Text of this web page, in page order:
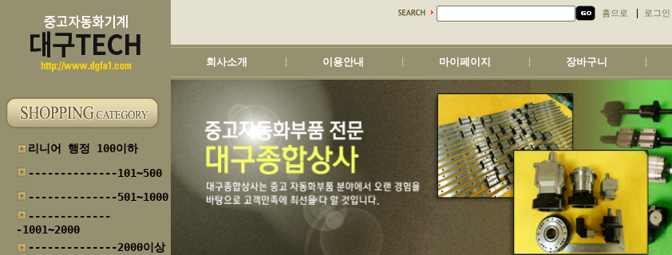
홈으로 로그인
회사소개 이용안내 마이페이지 장바구니
리니어 행정 100이하
--------------101~500
--------------501~1000
-------------
-1001~2000
--------------2000이상